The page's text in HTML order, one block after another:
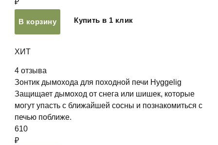
₽
В корзину Купить в 1 клик
ХИТ
4 отзыва
Зонтик дымохода для походной печи Hyggelig
Защищает дымоход от снега или шишек, которые
могут упасть с ближайшей сосны и познакомиться с
печью поближе.
610
₽